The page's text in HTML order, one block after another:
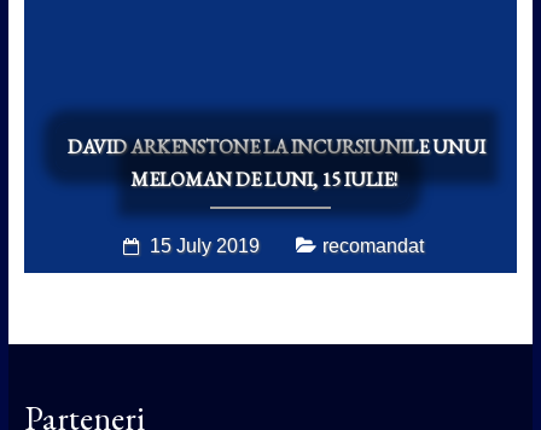
DAVID ARKENSTONE LA INCURSIUNILE UNUI
MELOMAN DE LUNI, 15 IULIE!
15 July 2019 recomandat
Parteneri